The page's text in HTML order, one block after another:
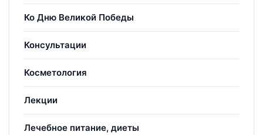
Ко Дню Великой Победы
Консультации
Косметология
Лекции
Лечебное питание, диеты